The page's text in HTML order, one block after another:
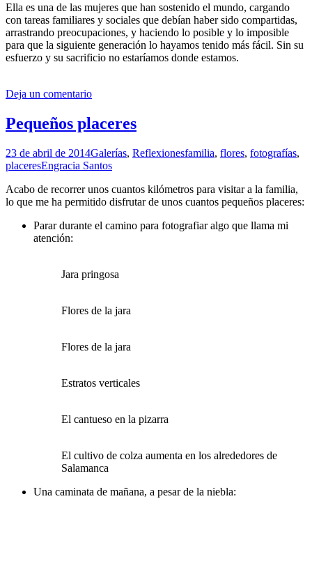
Ella es una de las mujeres que han sostenido el mundo, cargando
con tareas familiares y sociales que debían haber sido compartidas,
arrastrando preocupaciones, y haciendo lo posible y lo imposible
para que la siguiente generación lo hayamos tenido más fácil. Sin su
esfuerzo y su sacrificio no estaríamos donde estamos.
Deja un comentario
Pequeños placeres
23 de abril de 2014Galerías, Reflexionesfamilia, flores, fotografías,
placeresEngracia Santos
Acabo de recorrer unos cuantos kilómetros para visitar a la familia,
lo que me ha permitido disfrutar de unos cuantos pequeños placeres:
Parar durante el camino para fotografiar algo que llama mi
atención:
Jara pringosa
Flores de la jara
Flores de la jara
Estratos verticales
El cantueso en la pizarra
El cultivo de colza aumenta en los alrededores de
Salamanca
Una caminata de mañana, a pesar de la niebla: